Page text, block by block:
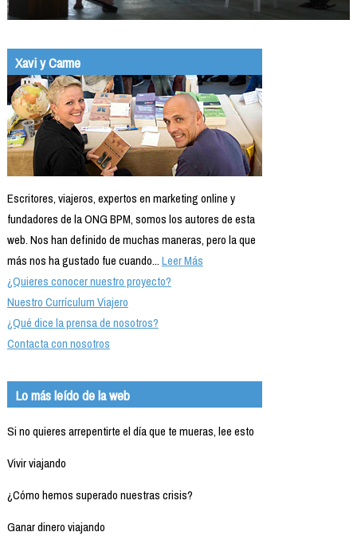
Xavi y Carme
Escritores, viajeros, expertos en marketing online y
fundadores de la ONG BPM, somos los autores de esta
web. Nos han definido de muchas maneras, pero la que
más nos ha gustado fue cuando...Leer Más
¿Quieres conocer nuestro proyecto?
Nuestro Currículum Viajero
¿Qué dice la prensa de nosotros?
Contacta con nosotros
Lo más leído de la web
Si no quieres arrepentirte el día que te mueras, lee esto
Vivir viajando
¿Cómo hemos superado nuestras crisis?
Ganar dinero viajando